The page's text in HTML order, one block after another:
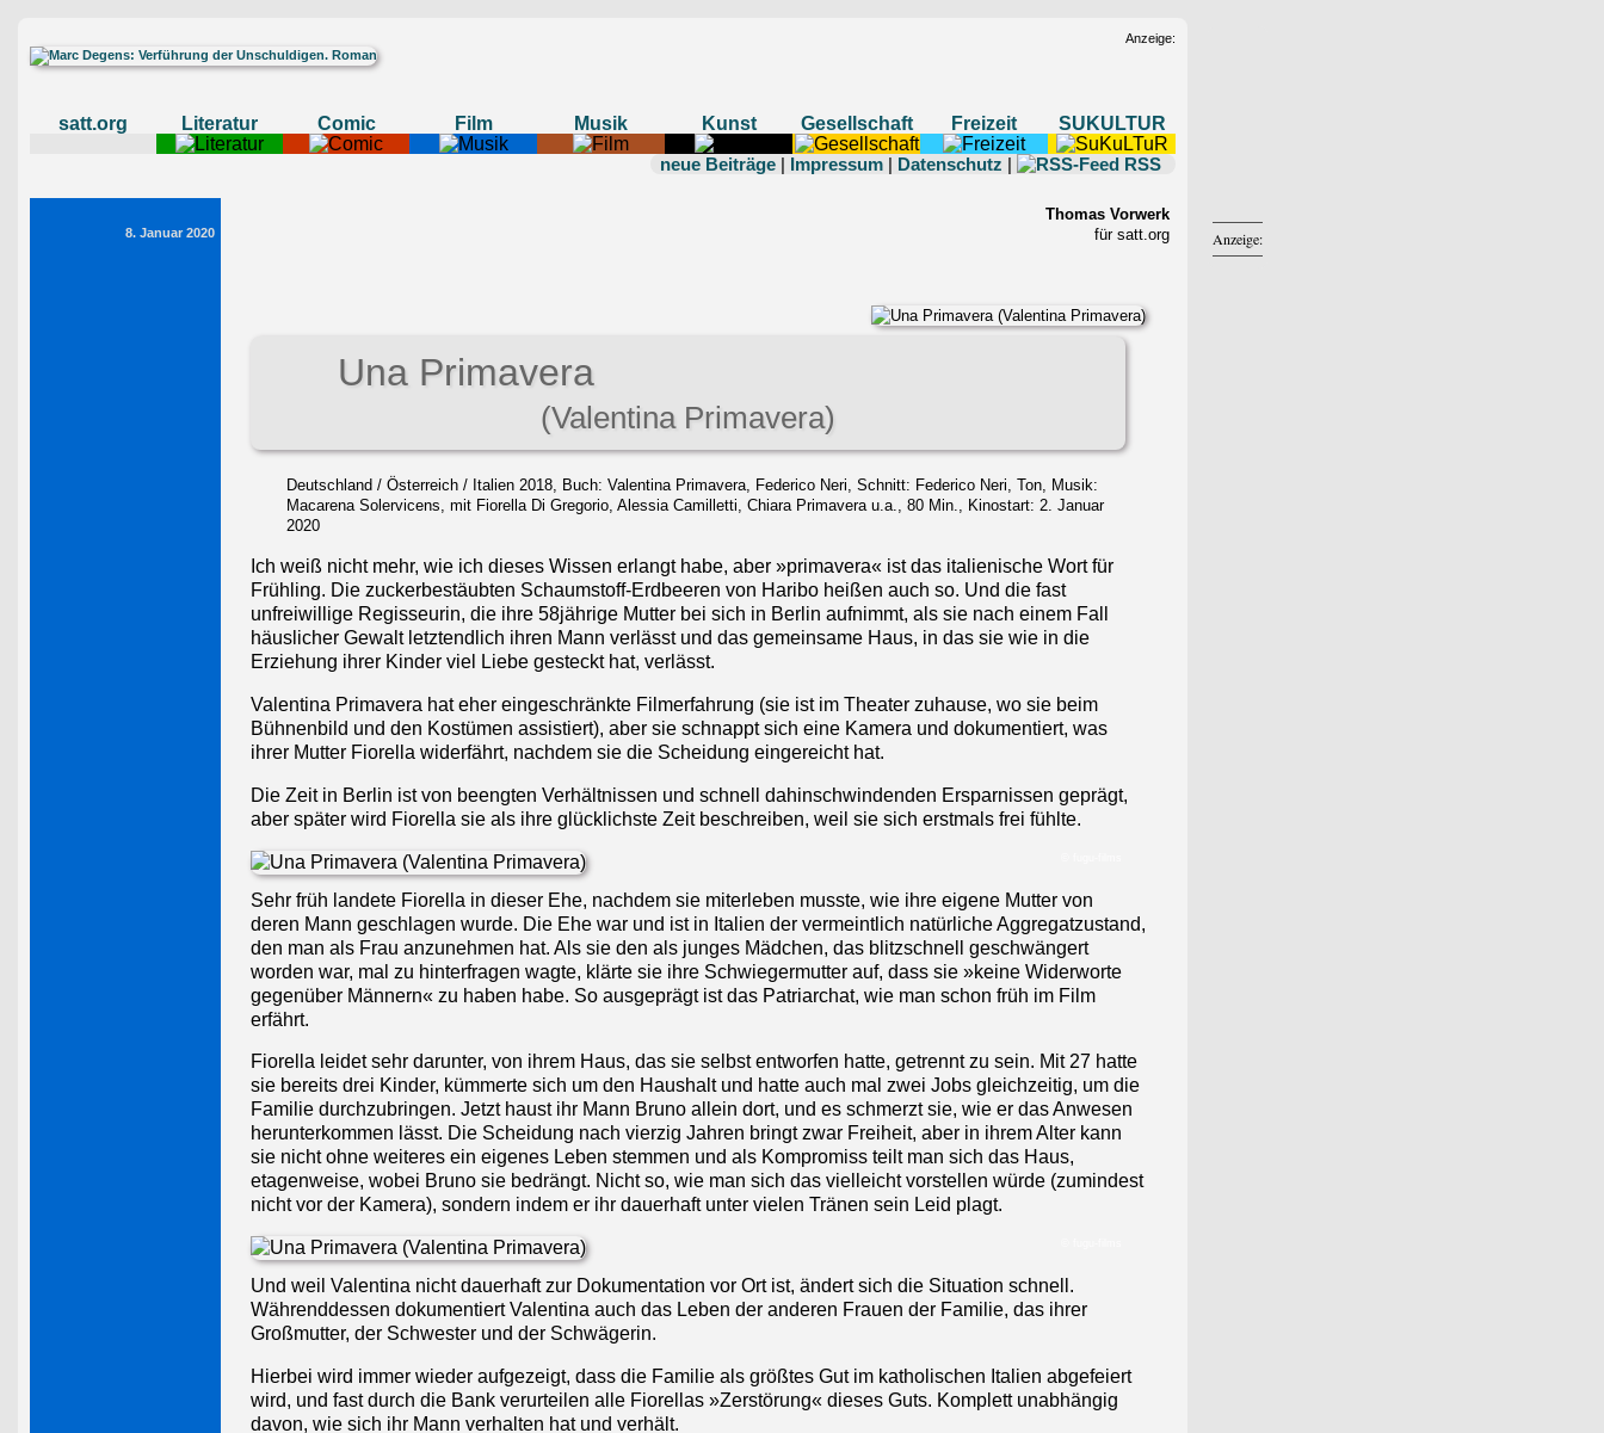
Anzeige:
Anzeige:
satt.org Literatur Comic Film Musik Kunst Gesellschaft Freizeit
SUKULTUR
neue Beiträge | Impressum | Datenschutz | RSS
8. Januar 2020
Thomas Vorwerk
für satt.org
Una Primavera
(Valentina Primavera)
Deutschland / Österreich / Italien 2018, Buch: Valentina Primavera, Federico Neri, Schnitt: Federico Neri, Ton, Musik:
Macarena Solervicens, mit Fiorella Di Gregorio, Alessia Camilletti, Chiara Primavera u.a., 80 Min., Kinostart: 2. Januar
2020
Ich weiß nicht mehr, wie ich dieses Wissen erlangt habe, aber »primavera« ist das italienische Wort für
Frühling. Die zuckerbestäubten Schaumstoff-Erdbeeren von Haribo heißen auch so. Und die fast
unfreiwillige Regisseurin, die ihre 58jährige Mutter bei sich in Berlin aufnimmt, als sie nach einem Fall
häuslicher Gewalt letztendlich ihren Mann verlässt und das gemeinsame Haus, in das sie wie in die
Erziehung ihrer Kinder viel Liebe gesteckt hat, verlässt.
Valentina Primavera hat eher eingeschränkte Filmerfahrung (sie ist im Theater zuhause, wo sie beim
Bühnenbild und den Kostümen assistiert), aber sie schnappt sich eine Kamera und dokumentiert, was
ihrer Mutter Fiorella widerfährt, nachdem sie die Scheidung eingereicht hat.
Die Zeit in Berlin ist von beengten Verhältnissen und schnell dahinschwindenden Ersparnissen geprägt,
aber später wird Fiorella sie als ihre glücklichste Zeit beschreiben, weil sie sich erstmals frei fühlte.
Sehr früh landete Fiorella in dieser Ehe, nachdem sie miterleben musste, wie ihre eigene Mutter von
deren Mann geschlagen wurde. Die Ehe war und ist in Italien der vermeintlich natürliche Aggregatzustand,
den man als Frau anzunehmen hat. Als sie den als junges Mädchen, das blitzschnell geschwängert
worden war, mal zu hinterfragen wagte, klärte sie ihre Schwiegermutter auf, dass sie »keine Widerworte
gegenüber Männern« zu haben habe. So ausgeprägt ist das Patriarchat, wie man schon früh im Film
erfährt.
Fiorella leidet sehr darunter, von ihrem Haus, das sie selbst entworfen hatte, getrennt zu sein. Mit 27 hatte
sie bereits drei Kinder, kümmerte sich um den Haushalt und hatte auch mal zwei Jobs gleichzeitig, um die
Familie durchzubringen. Jetzt haust ihr Mann Bruno allein dort, und es schmerzt sie, wie er das Anwesen
herunterkommen lässt. Die Scheidung nach vierzig Jahren bringt zwar Freiheit, aber in ihrem Alter kann
sie nicht ohne weiteres ein eigenes Leben stemmen und als Kompromiss teilt man sich das Haus,
etagenweise, wobei Bruno sie bedrängt. Nicht so, wie man sich das vielleicht vorstellen würde (zumindest
nicht vor der Kamera), sondern indem er ihr dauerhaft unter vielen Tränen sein Leid plagt.
Und weil Valentina nicht dauerhaft zur Dokumentation vor Ort ist, ändert sich die Situation schnell.
Währenddessen dokumentiert Valentina auch das Leben der anderen Frauen der Familie, das ihrer
Großmutter, der Schwester und der Schwägerin.
Hierbei wird immer wieder aufgezeigt, dass die Familie als größtes Gut im katholischen Italien abgefeiert
wird, und fast durch die Bank verurteilen alle Fiorellas »Zerstörung« dieses Guts. Komplett unabhängig
davon, wie sich ihr Mann verhalten hat und verhält.